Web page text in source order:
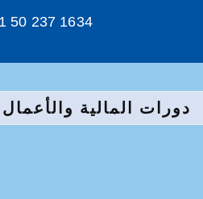
50 237 1634
دورات المالية والأعمال